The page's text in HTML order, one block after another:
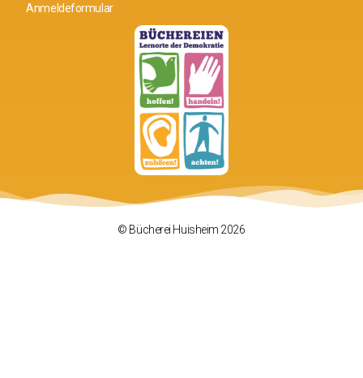
Anmeldeformular
© Bücherei Huisheim 2026